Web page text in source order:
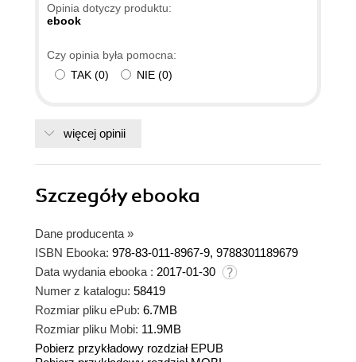
Opinia dotyczy produktu:
ebook
Czy opinia była pomocna:
TAK (0) NIE (0)
więcej opinii
Szczegółyebooka
Dane producenta »
ISBN Ebooka: 978-83-011-8967-9, 9788301189679
Data wydania ebooka : 2017-01-30
Numer z katalogu: 58419
Rozmiar pliku ePub: 6.7MB
Rozmiar pliku Mobi: 11.9MB
Pobierz przykładowy rozdział EPUB